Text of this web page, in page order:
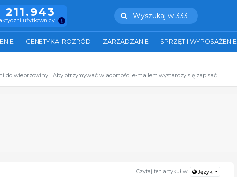
211.943
użytkownicy
Wyszukaj w 333
GENETYKA-ROZRÓD ZARZĄDZANIE SPRZĘT I WYPOSAŻENIE
do wieprzowiny". Aby otrzymywać wiadomości e-mailem wystarczy się zapisać.
Czytaj ten artykuł w: Język